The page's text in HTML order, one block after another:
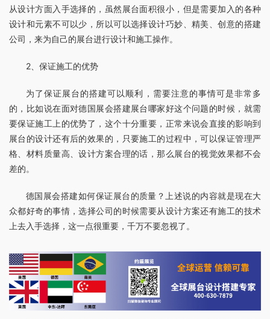
从设计方面入手选择的，虽然展台面积很小，但是需要加入的各种
设计和元素不可以少，所以可以选择设计巧妙、精美、创意的搭建
公司，来为自己的展台进行设计和施工操作。
2、保证施工的优势
为了保证展台的搭建可以顺利，需要注意的事情可是非常多
的，比如说在面对德国展会搭建展台哪家好这个问题的时候，就需
要保证施工上的优势了，这个十分重要，正常来说会直接的影响到
展台的设计还有后的效果的，只要施工的过程中，可以保证管理严
格、材料质量高、设计方案合理的话，那么展台的视觉效果都不会
差的。
德国展会搭建如何保证展台的质量？上述说的内容就是现在大
众都好奇的事情，选择公司的时候需要从设计方案还有施工的技术
上去入手选择，这一点很重要，千万不要忽视了。